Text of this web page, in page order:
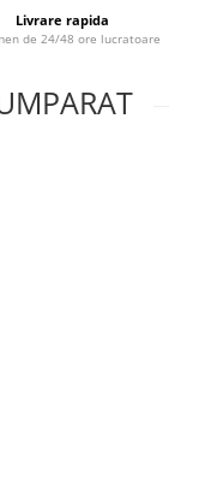
Livrare rapida
de 24/48 ore lucratoare